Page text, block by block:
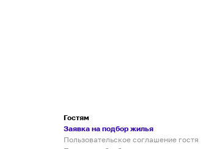
Гостям
Заявка на подбор жилья
Пользовательское соглашение гостя